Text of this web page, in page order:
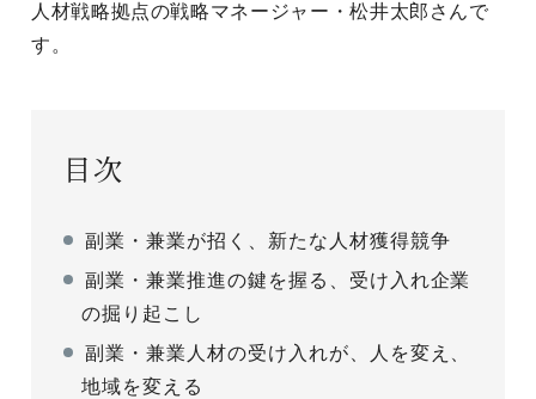
人材戦略拠点の戦略マネージャー・松井太郎さんで
す。
目次
副業・兼業が招く、新たな人材獲得競争
副業・兼業推進の鍵を握る、受け入れ企業
の掘り起こし
副業・兼業人材の受け入れが、人を変え、
地域を変える